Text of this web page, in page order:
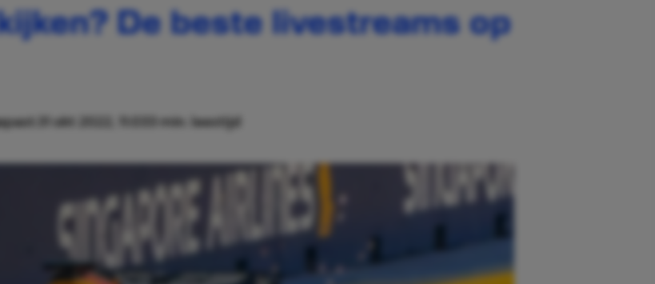
De beste livestreams op
31 okt 2022, 11:033 min. leestijd